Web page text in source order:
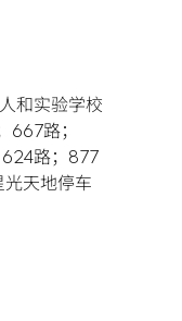
和实验学校
667路；
路；877
天地停车